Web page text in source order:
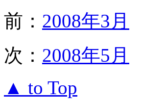
前： 2008年3月
次： 2008年5月
▲ to Top